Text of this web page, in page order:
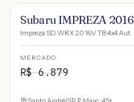
Subaru IMPREZA 2016
Impreza SD WRX 2.0 16V TB 4x4 Aut.
MERCADO
R$6.879